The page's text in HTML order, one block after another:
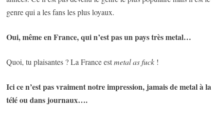
genre qui a les fans les plus loyaux.
Oui, même en France, qui n’est pas un pays très metal…
Quoi, tu plaisantes ? La France estmetal as fuck !
Ici ce n’est pas vraiment notre impression, jamais de metal à la
télé ou dans journaux….